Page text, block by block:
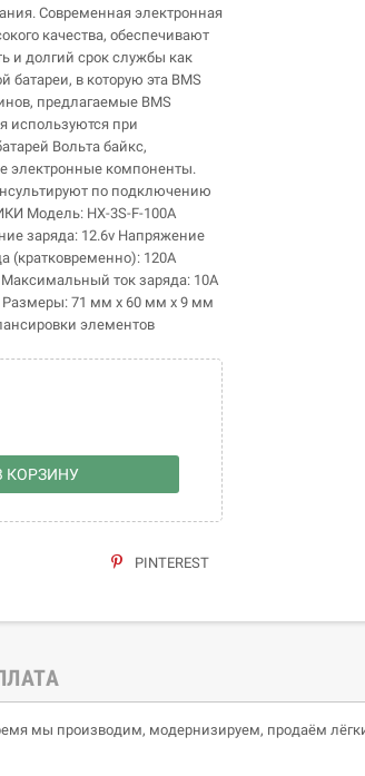
Современная электронная
качества, обеспечивают
и долгий срок службы как
батареи, в которую эта BMS
предлагаемые BMS
используются при
Вольта байкс,
электронные компоненты.
по подключению
Модель: HX-3S-F-100A
заряда: 12.6v Напряжение
(кратковременно): 120А
ток заряда: 10А
Размеры: 71 мм х 60 мм х 9 мм
элементов
КОРЗИНУ
PINTEREST
мы производим, модернизируем, продаём